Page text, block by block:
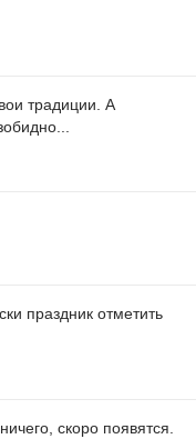
традиции. А
праздник отметить
скоро появятся.